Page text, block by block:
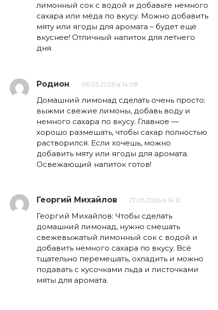
лимонный сок с водой и добавьте немного
сахара или мёда по вкусу. Можно добавить
мяту или ягоды для аромата – будет ещё
вкуснее! Отличный напиток для летнего
дня.
Родион 06.05.2026 в 14:08
Домашний лимонад сделать очень просто:
выжми свежие лимоны, добавь воду и
немного сахара по вкусу. Главное —
хорошо размешать, чтобы сахар полностью
растворился. Если хочешь, можно
добавить мяту или ягоды для аромата.
Освежающий напиток готов!
Георгий Михайлов 27.05.2026 в 14:12
Георгий Михайлов: Чтобы сделать
домашний лимонад, нужно смешать
свежевыжатый лимонный сок с водой и
добавить немного сахара по вкусу. Всё
тщательно перемешать, охладить и можно
подавать с кусочками льда и листочками
мяты для аромата.